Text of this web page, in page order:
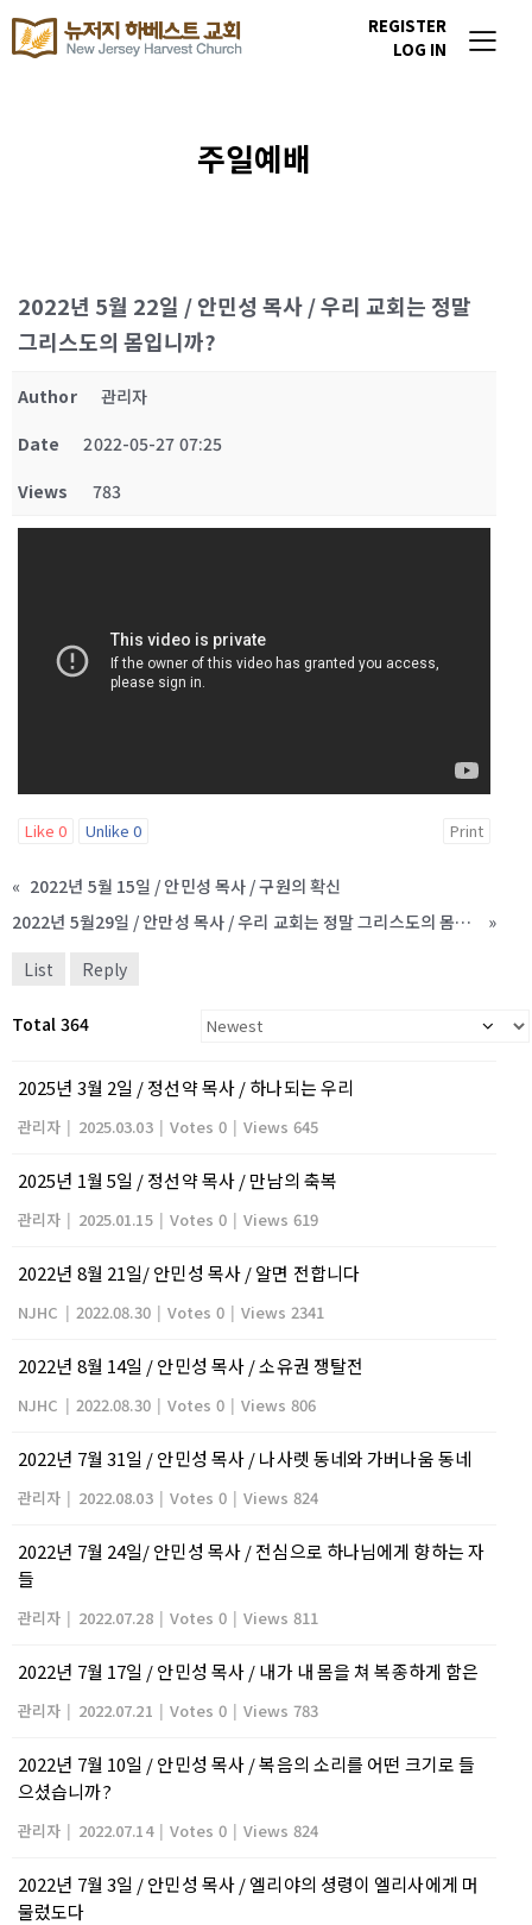
REGISTER
LOG IN
주일예배
2022년 5월 22일 / 안민성 목사 / 우리 교회는 정말
그리스도의 몸입니까?
Author
관리자
Date
2022-05-27 07:25
Views
783
Like 0 Unlike0 Print
« 2022년 5월 15일 / 안민성 목사 / 구원의 확신
2022년 5월29일 / 안만성 목사 / 우리 교회는 정말 그리스도의 몸입니까?
»
List
Reply
Total 364
2025년 3월 2일 / 정선약 목사 / 하나되는 우리
관리자 | 2025.03.03 | Votes 0 | Views 645
2025년 1월 5일 / 정선약 목사 / 만남의 축복
관리자 | 2025.01.15 | Votes 0 | Views 619
2022년 8월 21일/ 안민성 목사 / 알면 전합니다
NJHC | 2022.08.30 | Votes 0 | Views 2341
2022년 8월 14일 / 안민성 목사 / 소유권 쟁탈전
NJHC | 2022.08.30 | Votes 0 | Views 806
2022년 7월 31일 / 안민성 목사 / 나사렛 동네와 가버나움 동네
관리자 | 2022.08.03 | Votes 0 | Views 824
2022년 7월 24일/ 안민성 목사 / 전심으로 하나님에게 향하는 자
들
관리자 | 2022.07.28 | Votes 0 | Views 811
2022년 7월 17일 / 안민성 목사 / 내가 내 몸을 쳐 복종하게 함은
관리자 | 2022.07.21 | Votes 0 | Views 783
2022년 7월 10일 / 안민성 목사 / 복음의 소리를 어떤 크기로 들
으셨습니까?
관리자 | 2022.07.14 | Votes 0 | Views 824
2022년 7월 3일 / 안민성 목사 / 엘리야의 셩령이 엘리사에게 머
물렀도다